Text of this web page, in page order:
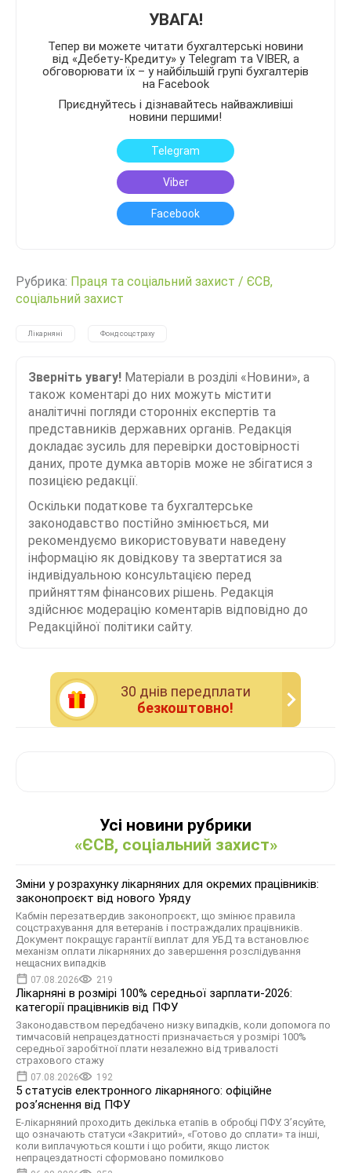
УВАГА!
Тепер ви можете читати бухгалтерські новини
від «Дебету-Кредиту» у Telegram та VIBER, а
обговорювати їх – у найбільшій групі бухгалтерів
на Facebook
Приєднуйтесь і дізнавайтесь найважливіші
новини першими!
Telegram
Viber
Facebook
Рубрика: Праця та соціальний захист / ЄСВ,
соціальний захист
Лікарняні Фонд соцстраху
Зверніть увагу! Матеріали в розділі «Новини», а
також коментарі до них можуть містити
аналітичні погляди сторонніх експертів та
представників державних органів. Редакція
докладає зусиль для перевірки достовірності
даних, проте думка авторів може не збігатися з
позицією редакції.
Оскільки податкове та бухгалтерське
законодавство постійно змінюється, ми
рекомендуємо використовувати наведену
інформацію як довідкову та звертатися за
індивідуальною консультацією перед
прийняттям фінансових рішень. Редакція
здійснює модерацію коментарів відповідно до
Редакційної політики сайту.
30 днiв передплати
безкоштовно!
Усі новини рубрики
«ЄСВ, соціальний захист»
Зміни у розрахунку лікарняних для окремих працівників:
законопроєкт від нового Уряду
Кабмін перезатвердив законопроєкт, що змінює правила
соцстрахування для ветеранів і постраждалих працівників.
Документ покращує гарантії виплат для УБД та встановлює
механізм оплати лікарняних до завершення розслідування
нещасних випадків
07.08.2026 219
Лікарняні в розмірі 100% середньої зарплати-2026:
категорії працівників від ПФУ
Законодавством передбачено низку випадків, коли допомога по
тимчасовій непрацездатності призначається у розмірі 100%
середньої заробітної плати незалежно від тривалості
страхового стажу
07.08.2026 192
5 статусів електронного лікарняного: офіційне
роз’яснення від ПФУ
Е-лікарняний проходить декілька етапів в обробці ПФУ. З’ясуйте,
що означають статуси «Закритий», «Готово до сплати» та інші,
коли виплачуються кошти і що робити, якщо листок
непрацездатності сформовано помилково